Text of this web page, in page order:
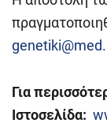
Για
Ιστοσελίδα: